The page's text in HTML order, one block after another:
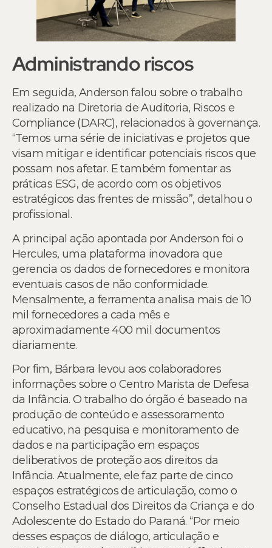
Administrando riscos
Em seguida, Anderson falou sobre o trabalho
realizado na Diretoria de Auditoria, Riscos e
Compliance (DARC), relacionados à governança.
“Temos uma série de iniciativas e projetos que
visam mitigar e identificar potenciais riscos que
possam nos afetar. E também fomentar as
práticas ESG, de acordo com os objetivos
estratégicos das frentes de missão”, detalhou o
profissional.
A principal ação apontada por Anderson foi o
Hercules, uma plataforma inovadora que
gerencia os dados de fornecedores e monitora
eventuais casos de não conformidade.
Mensalmente, a ferramenta analisa mais de 10
mil fornecedores a cada mês e
aproximadamente 400 mil documentos
diariamente.
Por fim, Bárbara levou aos colaboradores
informações sobre o Centro Marista de Defesa
da Infância. O trabalho do órgão é baseado na
produção de conteúdo e assessoramento
educativo, na pesquisa e monitoramento de
dados e na participação em espaços
deliberativos de proteção aos direitos da
Infância. Atualmente, ele faz parte de cinco
espaços estratégicos de articulação, como o
Conselho Estadual dos Direitos da Criança e do
Adolescente do Estado do Paraná. “Por meio
desses espaços de diálogo, articulação e